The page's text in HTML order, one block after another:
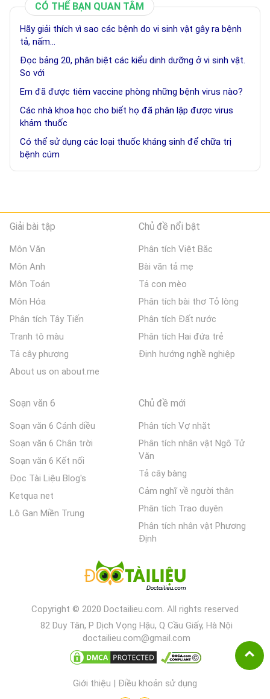
CÓ THỂ BẠN QUAN TÂM
Hãy giải thích vì sao các bệnh do vi sinh vật gây ra bệnh
tả, nấm...
Đọc bảng 20, phân biệt các kiểu dinh dưỡng ở vi sinh vật.
So với
Em đã được tiêm vaccine phòng những bệnh virus nào?
Các nhà khoa học cho biết họ đã phân lập được virus
khảm thuốc
Có thể sử dụng các loại thuốc kháng sinh để chữa trị
bệnh cúm
Giải bài tập
Môn Văn
Môn Anh
Môn Toán
Môn Hóa
Phân tích Tây Tiến
Tranh tô màu
Tả cây phượng
About us on about.me
Chủ đề nổi bật
Phân tích Việt Bắc
Bài văn tả mẹ
Tả con mèo
Phân tích bài thơ Tỏ lòng
Phân tích Đất nước
Phân tích Hai đứa trẻ
Định hướng nghề nghiệp
Soạn văn 6
Soạn văn 6 Cánh diều
Soạn văn 6 Chân trời
Soạn văn 6 Kết nối
Đọc Tài Liệu Blog's
Ketqua net
Lô Gan Miền Trung
Chủ đề mới
Phân tích Vợ nhặt
Phân tích nhân vật Ngô Tử
Văn
Tả cây bàng
Cảm nghĩ về người thân
Phân tích Trao duyên
Phân tích nhân vật Phương
Định
Copyright © 2020 Doctailieu.com. All rights reserved
82 Duy Tân, P Dịch Vọng Hậu, Q Cầu Giấy, Hà Nội
doctailieu.com@gmail.com
Giới thiệu | Điều khoản sử dụng